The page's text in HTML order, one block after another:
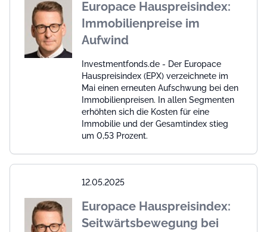
Europace Hauspreisindex:
Immobilienpreise im
Aufwind
Investmentfonds.de - Der Europace
Hauspreisindex (EPX) verzeichnete im
Mai einen erneuten Aufschwung bei den
Immobilienpreisen. In allen Segmenten
erhöhten sich die Kosten für eine
Immobilie und der Gesamtindex stieg
um 0,53 Prozent.
12.05.2025
Europace Hauspreisindex:
Seitwärtsbewegung bei